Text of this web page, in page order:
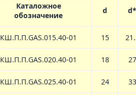
Каталожное
обозначение
d d*
КШ.П.П.GAS.015.40-01 15
КШ.П.П.GAS.020.40-01 18 27
КШ.П.П.GAS.025.40-01 24 33